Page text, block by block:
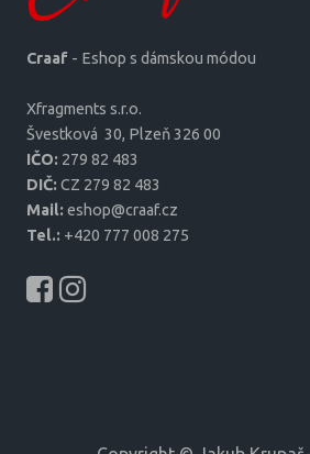
Craaf - Eshop s dámskou módou
Xfragments s.r.o.
Šves­tková 30, Plzeň 326 00
IČO: 279 82 483
DIČ: CZ 279 82 483
Mail: eshop@craaf.cz
Tel.: +420 777 008 275